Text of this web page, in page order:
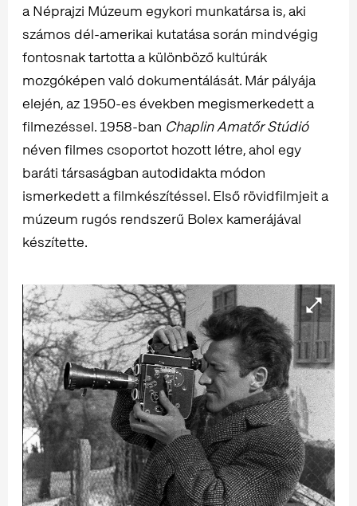
a Néprajzi Múzeum egykori munkatársa is, aki
számos dél-amerikai kutatása során mindvégig
fontosnak tartotta a különböző kultúrák
mozgóképen való dokumentálását. Már pályája
elején, az 1950-es években megismerkedett a
filmezéssel. 1958-ban Chaplin Amatőr Stúdió
néven filmes csoportot hozott létre, ahol egy
baráti társaságban autodidakta módon
ismerkedett a filmkészítéssel. Első rövidfilmjeit a
múzeum rugós rendszerű Bolex kamerájával
készítette.